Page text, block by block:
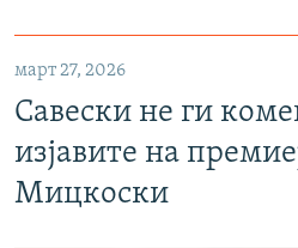
март 27, 2026
Савески не ги
изјавите на
Мицкоски